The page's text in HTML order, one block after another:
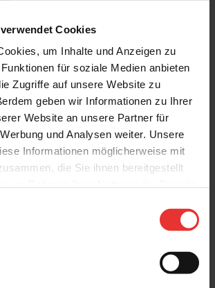
Cookies
um Inhalte und Anzeigen zu
für soziale Medien anbieten
Zugriffe auf unsere Website zu
geben wir Informationen zu Ihrer
Website an unsere Partner für
und Analysen weiter. Unsere
Informationen möglicherweise mit
die Sie ihnen bereitgestellt
der Serie